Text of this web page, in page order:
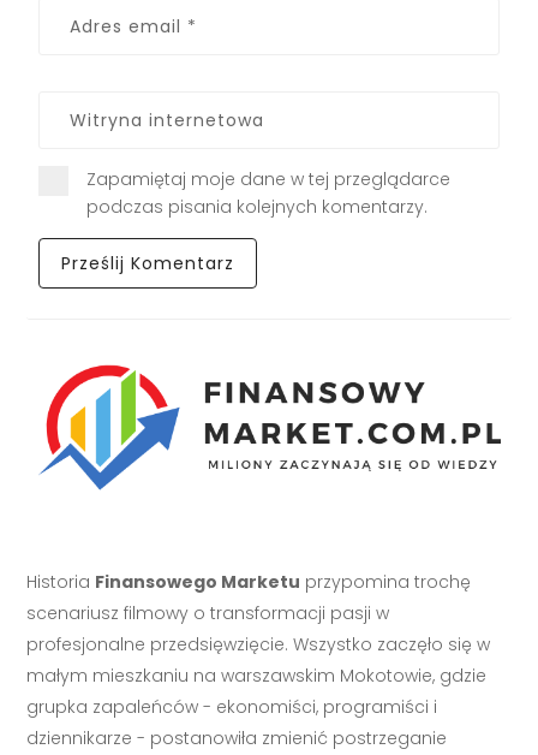
Zapamiętaj moje dane w tej przeglądarce
podczas pisania kolejnych komentarzy.
Historia Finansowego Marketu przypomina trochę
scenariusz filmowy o transformacji pasji w
profesjonalne przedsięwzięcie. Wszystko zaczęło się w
małym mieszkaniu na warszawskim Mokotowie, gdzie
grupka zapaleńców - ekonomiści, programiści i
dziennikarze - postanowiła zmienić postrzeganie